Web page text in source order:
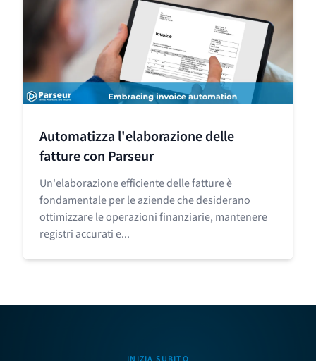
Automatizza l'elaborazione delle
fatture con Parseur
Un'elaborazione efficiente delle fatture è
fondamentale per le aziende che desiderano
ottimizzare le operazioni finanziarie, mantenere
registri accurati e...